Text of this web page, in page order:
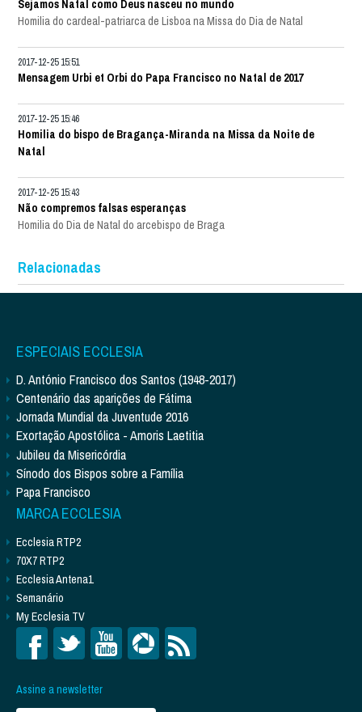
Sejamos Natal como Deus nasceu no mundo
Homilia do cardeal-patriarca de Lisboa na Missa do Dia de Natal
2017-12-25 15:51
Mensagem Urbi et Orbi do Papa Francisco no Natal de 2017
2017-12-25 15:46
Homilia do bispo de Bragança-Miranda na Missa da Noite de
Natal
2017-12-25 15:43
Não compremos falsas esperanças
Homilia do Dia de Natal do arcebispo de Braga
Relacionadas
ESPECIAIS ECCLESIA
D. António Francisco dos Santos (1948-2017)
Centenário das aparições de Fátima
Jornada Mundial da Juventude 2016
Exortação Apostólica - Amoris Laetitia
Jubileu da Misericórdia
Sínodo dos Bispos sobre a Família
Papa Francisco
MARCA ECCLESIA
Ecclesia RTP2
70X7 RTP2
Ecclesia Antena1
Semanário
My Ecclesia TV
Assine a newsletter